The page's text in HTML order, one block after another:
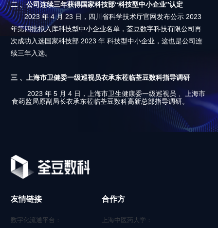
二 、公司连续三年获得国家科技部“科技型中小企业”认定
2023 年 4 月 23 日，四川省科学技术厅官网发布公示 2023
年第四批拟入库科技型中小企业名单，荃豆数字科技有限公司再
次成功入选国家科技部 2023 年 科技型中小企业，这也是公司连
续三年入选。
三 、上海市卫健委一级巡视员衣承东莅临荃豆数科指导调研
2023 年 5 月 4 日，上海市卫生健康委一级巡视员 、上海市
食药监局原副局长衣承东莅临荃豆数科高新总部指导调研。
友情链接
数字化流通平台：
合作方
上海中医药大学：